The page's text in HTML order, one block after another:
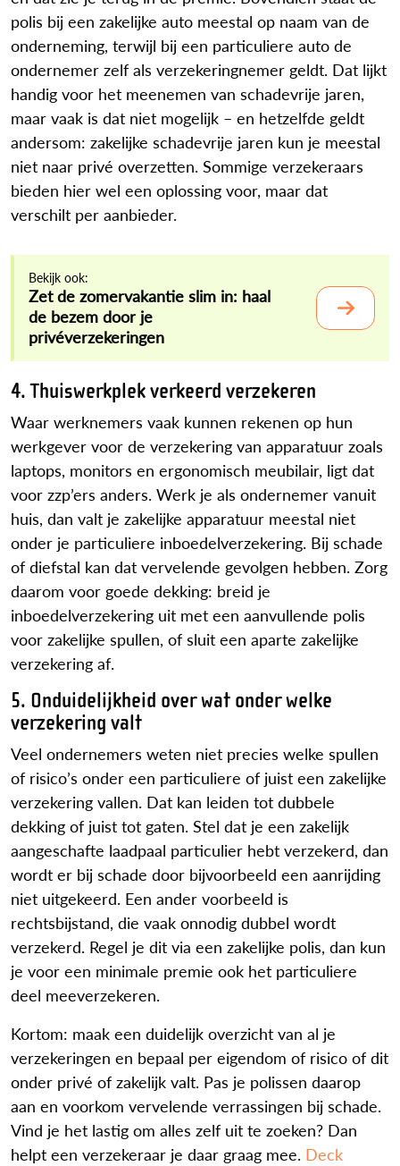
polis bij een zakelijke auto meestal op naam van de
onderneming, terwijl bij een particuliere auto de
ondernemer zelf als verzekeringnemer geldt. Dat lijkt
handig voor het meenemen van schadevrije jaren,
maar vaak is dat niet mogelijk – en hetzelfde geldt
andersom: zakelijke schadevrije jaren kun je meestal
niet naar privé overzetten. Sommige verzekeraars
bieden hier wel een oplossing voor, maar dat
verschilt per aanbieder.
Bekijk ook:
Zet de zomervakantie slim in: haal
de bezem door je
privéverzekeringen
4. Thuiswerkplek verkeerd verzekeren
Waar werknemers vaak kunnen rekenen op hun
werkgever voor de verzekering van apparatuur zoals
laptops, monitors en ergonomisch meubilair, ligt dat
voor zzp’ers anders. Werk je als ondernemer vanuit
huis, dan valt je zakelijke apparatuur meestal niet
onder je particuliere inboedelverzekering. Bij schade
of diefstal kan dat vervelende gevolgen hebben. Zorg
daarom voor goede dekking: breid je
inboedelverzekering uit met een aanvullende polis
voor zakelijke spullen, of sluit een aparte zakelijke
verzekering af.
5. Onduidelijkheid over wat onder welke
verzekering valt
Veel ondernemers weten niet precies welke spullen
of risico’s onder een particuliere of juist een zakelijke
verzekering vallen. Dat kan leiden tot dubbele
dekking of juist tot gaten. Stel dat je een zakelijk
aangeschafte laadpaal particulier hebt verzekerd, dan
wordt er bij schade door bijvoorbeeld een aanrijding
niet uitgekeerd. Een ander voorbeeld is
rechtsbijstand, die vaak onnodig dubbel wordt
verzekerd. Regel je dit via een zakelijke polis, dan kun
je voor een minimale premie ook het particuliere
deel meeverzekeren.
Kortom: maak een duidelijk overzicht van al je
verzekeringen en bepaal per eigendom of risico of dit
onder privé of zakelijk valt. Pas je polissen daarop
aan en voorkom vervelende verrassingen bij schade.
Vind je het lastig om alles zelf uit te zoeken? Dan
helpt een verzekeraar je daar graag mee. Deck